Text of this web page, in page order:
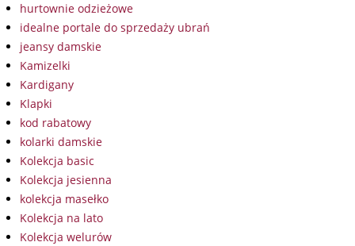
hurtownie odzieżowe
idealne portale do sprzedaży ubrań
jeansy damskie
Kamizelki
Kardigany
Klapki
kod rabatowy
kolarki damskie
Kolekcja basic
Kolekcja jesienna
kolekcja masełko
Kolekcja na lato
Kolekcja welurów